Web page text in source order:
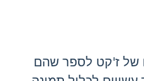
של ז'קט לספר שהם